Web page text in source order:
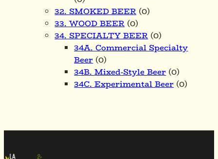
32. SMOKED BEER(0)
33. WOOD BEER(0)
34. SPECIALTY BEER(0)
34A. Commercial Specialty
Beer(0)
34B. Mixed-Style Beer(0)
34C. Experimental Beer(0)